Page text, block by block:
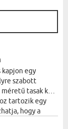
kapjon egy
szabott
tasak kék
tartozik egy
hogy a